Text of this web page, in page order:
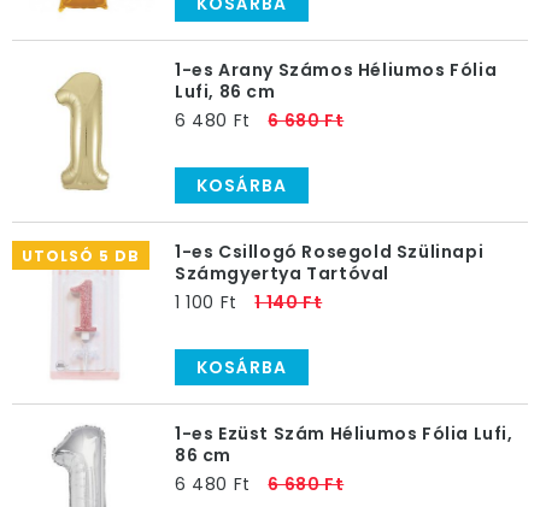
1-es Arany Számos Héliumos Fólia
Lufi, 86 cm
6 480 Ft
6 680 Ft
KOSÁRBA
UTOLSÓ 5 DB
1-es Csillogó Rosegold Szülinapi
Számgyertya Tartóval
1 100 Ft
1 140 Ft
KOSÁRBA
1-es Ezüst Szám Héliumos Fólia Lufi,
86 cm
6 480 Ft
6 680 Ft